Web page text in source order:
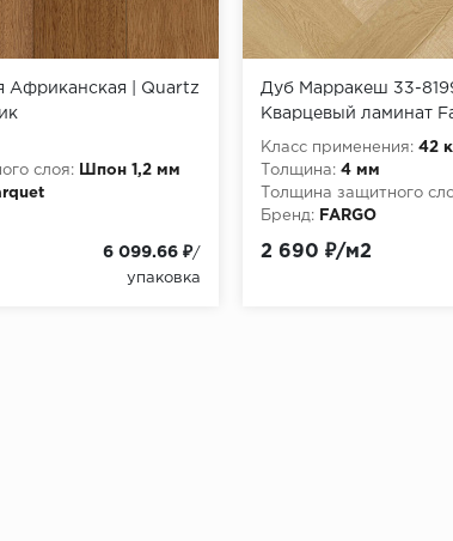
Африканская | Quartz
слоя:
Шпон 1,2 мм
6 099.66 ₽/
упаковка
Дуб Марракеш 33-
Кварцевый ламинат
22598
Класс применения: 42
Толщина: 4 мм
Толщина защитного
Бренд:
FARGO
2 690 ₽/м2